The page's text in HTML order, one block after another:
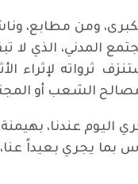
ومن مطابع،
المدني، الذي لا
ثرواته
الشعب أو
اليوم عندنا،
بما يجري بعيداً